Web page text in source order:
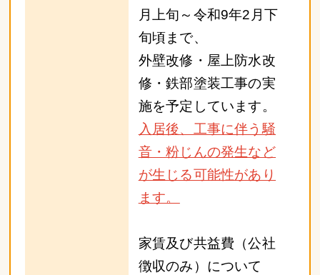
月上旬～令和9年2月下
旬頃まで、
外壁改修・屋上防水改
修・鉄部塗装工事の実
施を予定しています。
入居後、工事に伴う騒
音・粉じんの発生など
が生じる可能性があり
ます。
家賃及び共益費（公社
徴収のみ）について